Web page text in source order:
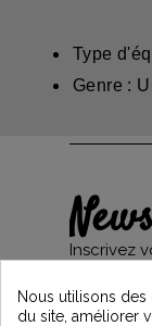
Type
Genre :
Inscrivez
et restez
Vintage
Nous utilisons
du site, améliorer